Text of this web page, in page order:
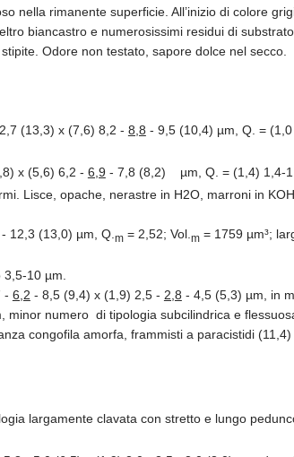
nella rimanente superficie. All’inizio di colore
biancastro e numerosissimi residui di substrato.
Odore non testato, sapore dolce nel secco.
(13,3) x (7,6) 8,2 - 8,8 - 9,5 (10,4) µm, Q. =
x (5,6) 6,2 - 6,9 - 7,8 (8,2) µm, Q. = (1,4) 1,4-
Lisce, opache, nerastre in H2O, marroni in
12,3 (13,0) µm, Q. m = 2,52; Vol. m = 1759 µm³;
3,5-10 µm.
- 6,2 - 8,5 (9,4) x (1,9) 2,5 - 2,8 - 4,5 (5,3) µm, in
numero di tipologia subcilindrica e
congofila amorfa, frammisti a paracistidi (11,4)
largamente clavata con stretto e lungo